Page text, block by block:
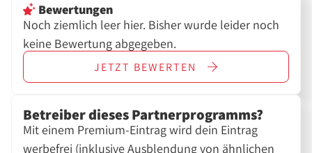
Bewertungen
Noch ziemlich leer hier. Bisher wurde leider noch
keine Bewertung abgegeben.
JETZT BEWERTEN
Betreiber dieses Partnerprogramms?
Mit einem Premium-Eintrag wird dein Eintrag
werbefrei (inklusive Ausblendung von ähnlichen